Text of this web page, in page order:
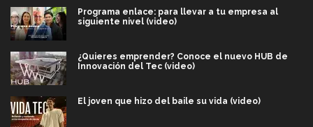
Programa enlace: para llevar a tu empresa al
siguiente nivel (video)
¿Quieres emprender? Conoce el nuevo HUB de
Innovación del Tec (video)
El joven que hizo del baile su vida (video)